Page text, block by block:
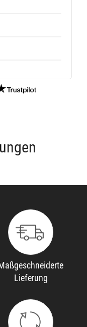
Lieferung